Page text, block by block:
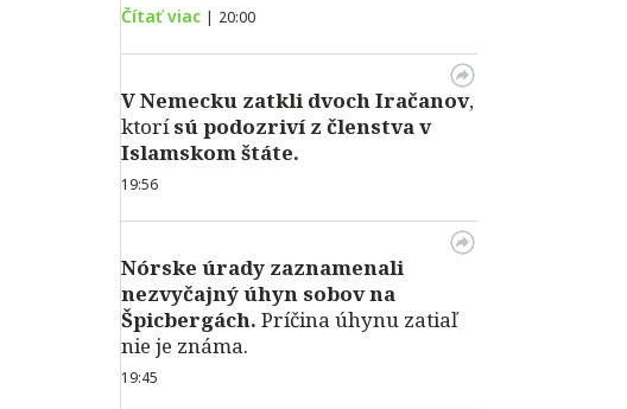
Čítať viac | 20:00
V Nemecku zatkli dvoch Iračanov,
ktorísú podozriví z členstva v
Islamskom štáte.
19:56
Nórske úrady zaznamenali
nezvyčajný úhyn sobov na
Špicbergách. Príčina úhynu zatiaľ
nie je známa.
19:45